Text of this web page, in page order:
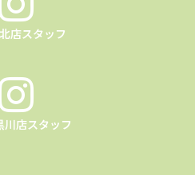
店スタッフ
川店スタッフ